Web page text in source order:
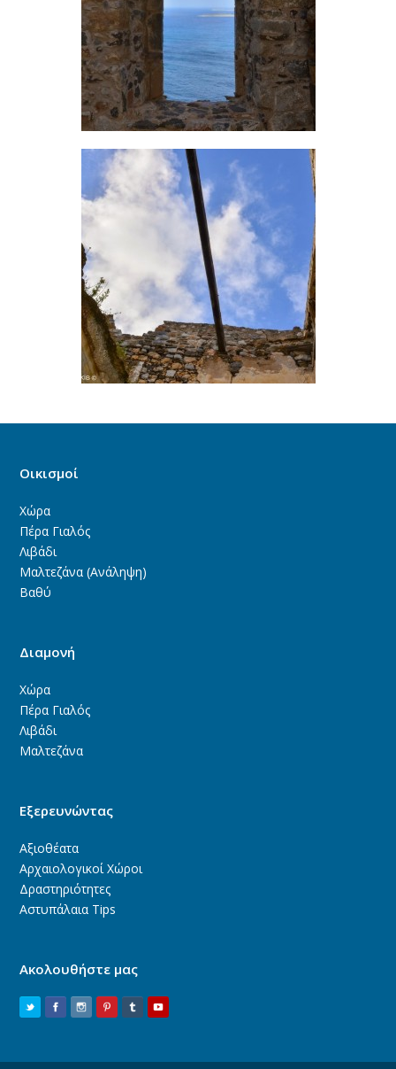
Οικισμοί
Χώρα
Πέρα Γιαλός
Λιβάδι
Μαλτεζάνα (Ανάληψη)
Βαθύ
Διαμονή
Χώρα
Πέρα Γιαλός
Λιβάδι
Μαλτεζάνα
Εξερευνώντας
Αξιοθέατα
Αρχαιολογικοί Χώροι
Δραστηριότητες
Αστυπάλαια Tips
Ακολουθήστε μας